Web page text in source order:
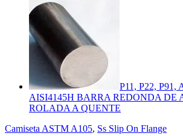
P11, P22, P91,
AISI4145H BARRA REDONDA DE
ROLADA A QUENTE
Camiseta ASTM A105, Ss Slip On Flange